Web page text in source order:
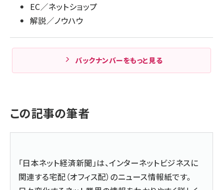
EC／ネットショップ
解説／ノウハウ
バックナンバーをもっと見る
この記事の筆者
「日本ネット経済新聞」は、インターネットビジネスに
関連する宅配（オフィス配）のニュース情報紙です。